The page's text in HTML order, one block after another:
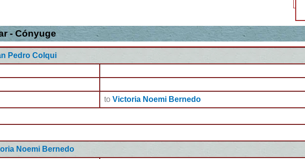
- Cónyuge
Pedro Colqui
to Victoria Noemi Bernedo
Noemi Bernedo